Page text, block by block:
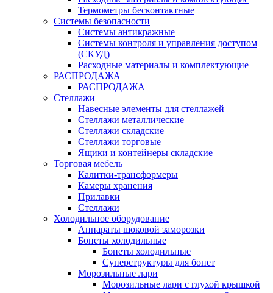
Термометры бесконтактные
Системы безопасности
Системы антикражные
Системы контроля и управления доступом
(СКУД)
Расходные материалы и комплектующие
РАСПРОДАЖА
РАСПРОДАЖА
Стеллажи
Навесные элементы для стеллажей
Стеллажи металлические
Стеллажи складские
Стеллажи торговые
Ящики и контейнеры складские
Торговая мебель
Калитки-трансформеры
Камеры хранения
Прилавки
Стеллажи
Холодильное оборудование
Аппараты шоковой заморозки
Бонеты холодильные
Бонеты холодильные
Суперструктуры для бонет
Морозильные лари
Морозильные лари с глухой крышкой